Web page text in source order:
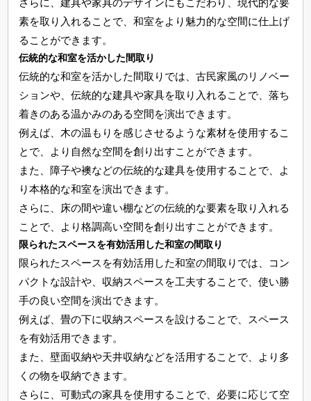
素を取り入れることで、和室をより魅力的な空間に仕上げ
ることができます。
伝統的な和室を活かした間取り
伝統的な和室を活かした間取りでは、古民家風のリノベー
ションや、伝統的な建具や家具を取り入れることで、落ち
着きのある温かみのある空間を演出できます。
例えば、木の温もりを感じさせるような素材を使用するこ
とで、より自然な空間を創り出すことができます。
また、障子や襖などの伝統的な建具を使用することで、よ
り本格的な和室を演出できます。
さらに、床の間や違い棚などの伝統的な要素を取り入れる
ことで、より格調高い空間を創り出すことができます。
限られたスペースを有効活用した和室の間取り
限られたスペースを有効活用した和室の間取りでは、コン
パクトな設計や、収納スペースを工夫することで、使い勝
手の良い空間を演出できます。
例えば、畳の下に収納スペースを設けることで、スペース
を有効活用できます。
また、壁面収納や天井収納などを活用することで、より多
くの物を収納できます。
さらに、可動式の家具を使用することで、必要に応じて空